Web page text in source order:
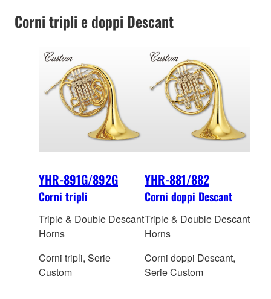
Corni tripli e doppi Descant
YHR-891G/892G
Corni tripli
Triple & Double Descant
Horns
Corni tripli, Serie
Custom
YHR-881/882
Corni doppi Descant
Triple & Double Descant
Horns
Corni doppi Descant,
Serie Custom